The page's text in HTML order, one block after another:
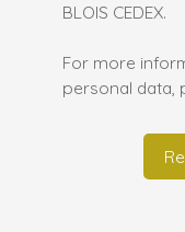
BLOIS CEDEX.
For more
personal data,